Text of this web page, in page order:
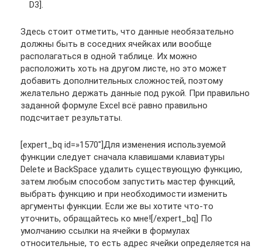
D3].
Здесь стоит отметить, что данные необязательно
должны быть в соседних ячейках или вообще
располагаться в одной таблице. Их можно
расположить хоть на другом листе, но это может
добавить дополнительных сложностей, поэтому
желательно держать данные под рукой. При правильно
заданной формуле Excel всё равно правильно
подсчитает результаты.
[expert_bq id=»1570″]Для изменения используемой
функции следует сначала клавишами клавиатуры
Delete и BackSpace удалить существующую функцию,
затем любым способом запустить мастер функций,
выбрать функцию и при необходимости изменить
аргументы функции. Если же вы хотите что-то
уточнить, обращайтесь ко мне![/expert_bq] По
умолчанию ссылки на ячейки в формулах
относительные, то есть адрес ячейки определяется на